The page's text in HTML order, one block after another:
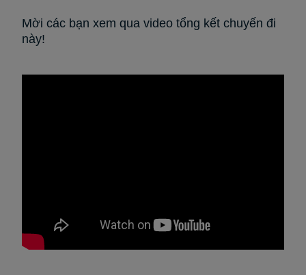
Mời các bạn xem qua video tổng kết chuyến đi
này!